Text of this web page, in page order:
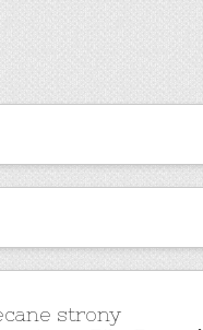
strony